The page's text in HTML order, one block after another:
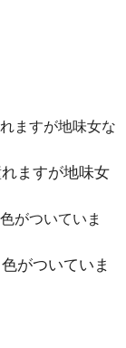
ますが地味女
がついていま